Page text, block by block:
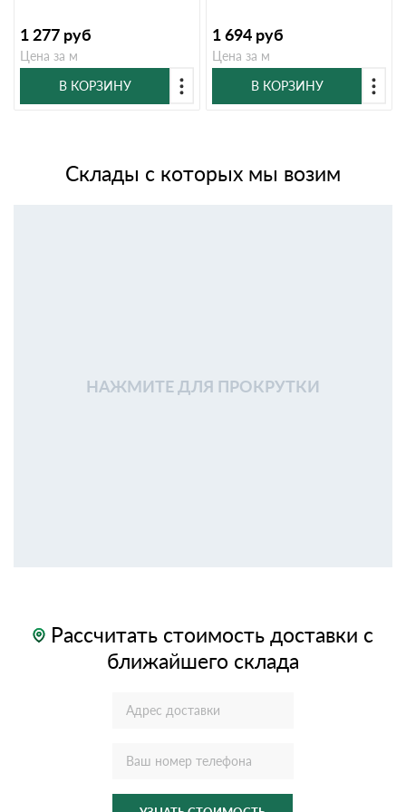
1 277 руб
Цена за м
В КОРЗИНУ
1 694 руб
Цена за м
В КОРЗИНУ
Склады с которых мы возим
НАЖМИТЕ ДЛЯ ПРОКРУТКИ
Рассчитать стоимость доставки с
ближайшего склада